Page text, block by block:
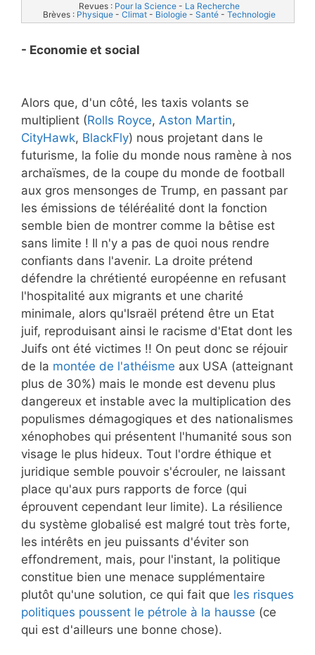
Revues : Pour la Science - La Recherche
Brèves : Physique - Climat - Biologie - Santé - Technologie
- Economie et social
Alors que, d'un côté, les taxis volants se
multiplient (Rolls Royce, Aston Martin,
CityHawk, BlackFly) nous projetant dans le
futurisme, la folie du monde nous ramène à nos
archaïsmes, de la coupe du monde de football
aux gros mensonges de Trump, en passant par
les émissions de téléréalité dont la fonction
semble bien de montrer comme la bêtise est
sans limite ! Il n'y a pas de quoi nous rendre
confiants dans l'avenir. La droite prétend
défendre la chrétienté européenne en refusant
l'hospitalité aux migrants et une charité
minimale, alors qu'Israël prétend être un Etat
juif, reproduisant ainsi le racisme d'Etat dont les
Juifs ont été victimes !! On peut donc se réjouir
de la montée de l'athéisme aux USA (atteignant
plus de 30%) mais le monde est devenu plus
dangereux et instable avec la multiplication des
populismes démagogiques et des nationalismes
xénophobes qui présentent l'humanité sous son
visage le plus hideux. Tout l'ordre éthique et
juridique semble pouvoir s'écrouler, ne laissant
place qu'aux purs rapports de force (qui
éprouvent cependant leur limite). La résilience
du système globalisé est malgré tout très forte,
les intérêts en jeu puissants d'éviter son
effondrement, mais, pour l'instant, la politique
constitue bien une menace supplémentaire
plutôt qu'une solution, ce qui fait que les risques
politiques poussent le pétrole à la hausse (ce
qui est d'ailleurs une bonne chose).